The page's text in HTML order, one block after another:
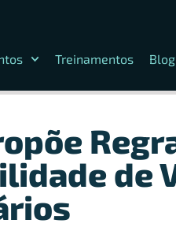
Treinamentos Blog
de